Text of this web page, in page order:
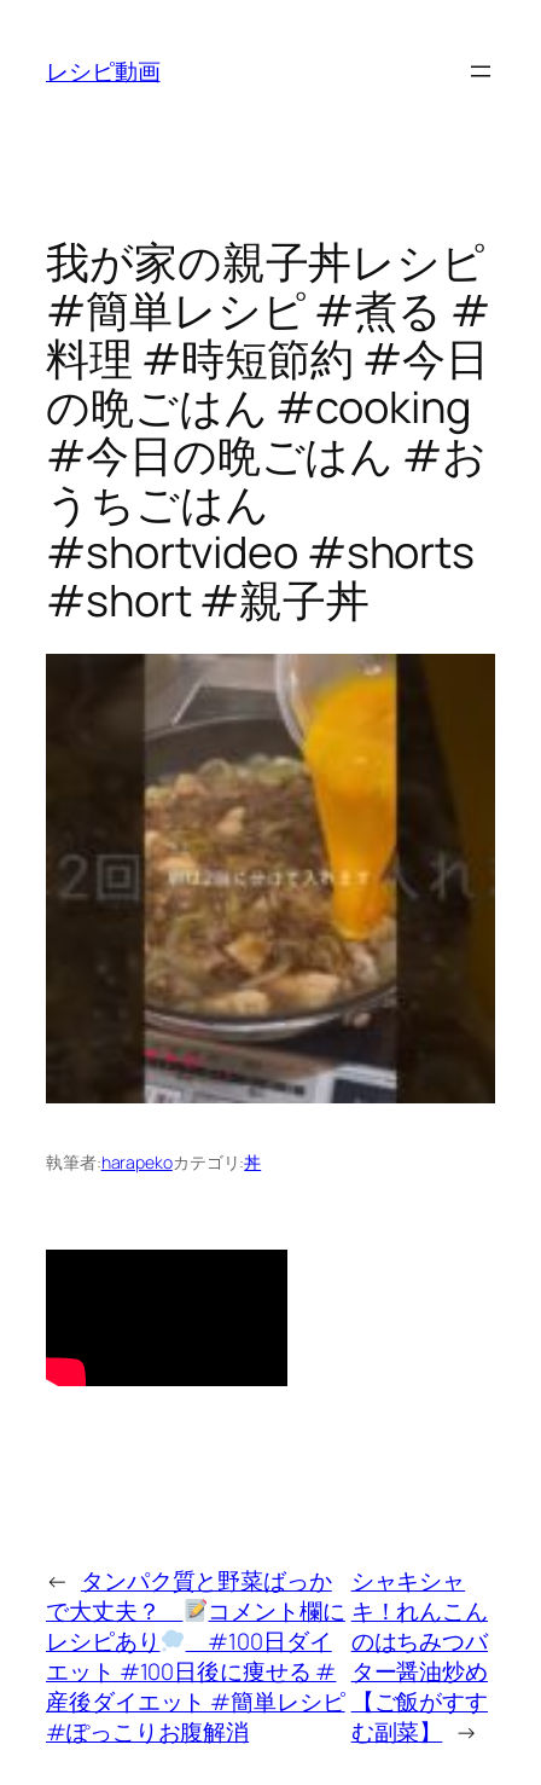
レシピ動画
我が家の親子丼レシピ
#簡単レシピ #煮る #
料理 #時短節約 #今日
の晩ごはん #cooking
#今日の晩ごはん #お
うちごはん
#shortvideo #shorts
#short #親子丼
執筆者:harapekoカテゴリ:丼
← タンパク質と野菜ばっか
で大丈夫？
コメント欄に
レシピあり
#100日ダイ
エット #100日後に痩せる #
産後ダイエット #簡単レシピ
#ぽっこりお腹解消
シャキシャ
キ！れんこん
のはちみつバ
ター醤油炒め
【ご飯がすす
む副菜】
→